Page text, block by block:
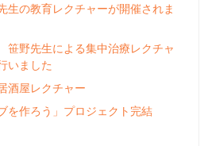
の教育レクチャーが開催されま
野先生による集中治療レクチャ
いました
屋レクチャー
を作ろう」プロジェクト完結